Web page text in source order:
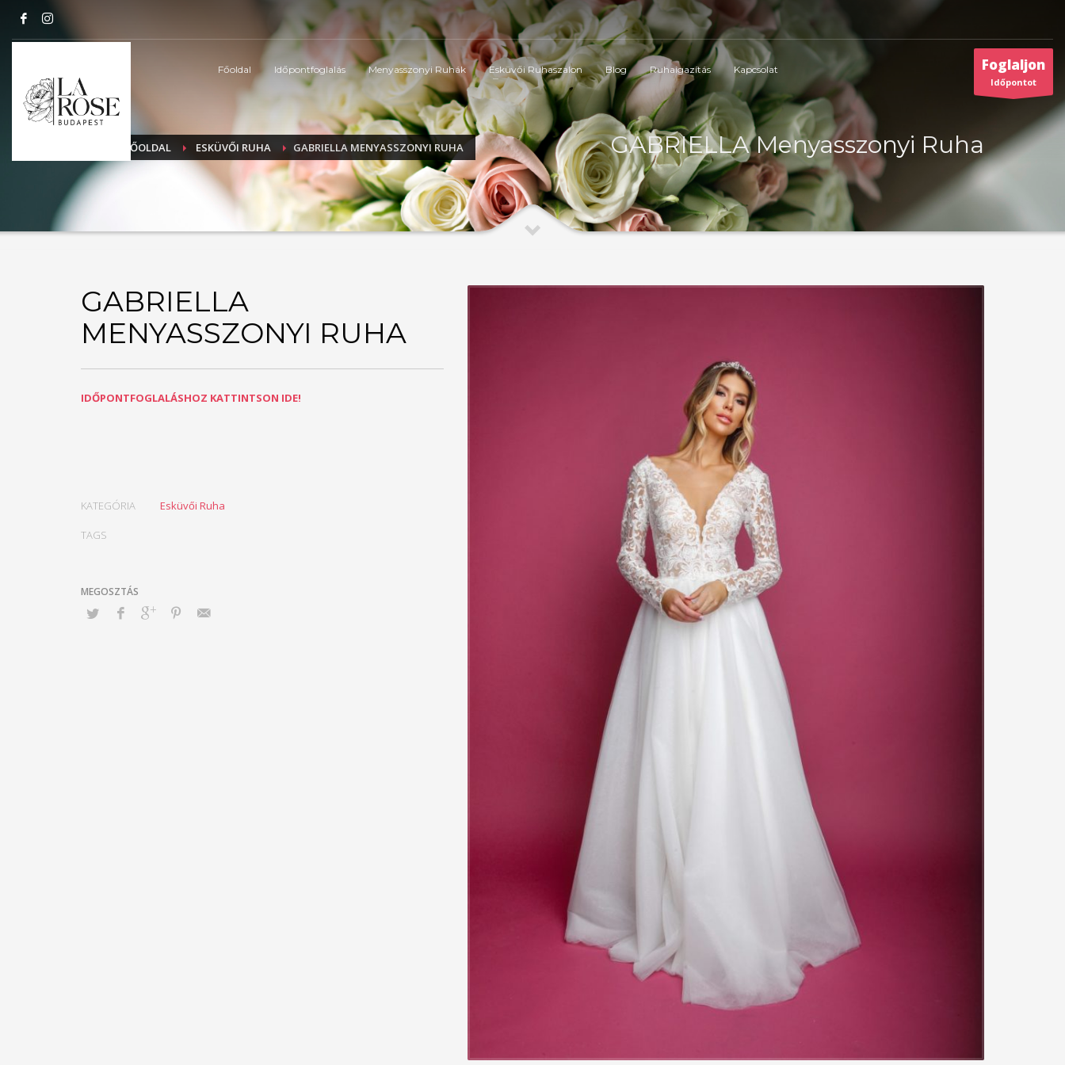
Főoldal Időpontfoglalás Menyasszonyi Ruhák Esküvői Ruhaszalon Blog Ruhaigazítás Kapcsolat Foglaljon
Időpontot
FŐOLDAL ESKÜVŐI RUHA GABRIELLA MENYASSZONYI RUHA GABRIELLA Menyasszonyi Ruha
GABRIELLA
MENYASSZONYI RUHA
IDŐPONTFOGLALÁSHOZ KATTINTSON IDE!
KATEGÓRIA Esküvői Ruha
TAGS